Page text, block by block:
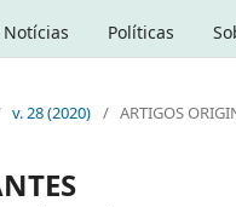
Notícias Políticas
v. 28 (2020) / ARTIGOS